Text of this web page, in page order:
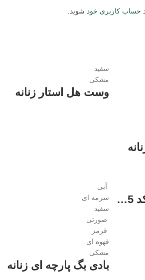
حساب کاربری خود شوید.
سفید
مشکی
وست هل استار زنانه
کیف کوچک miu کد 1855 زنانه
آبی
سرمه ای
سفید
صورتی
قرمز
قهوه ای
مشکی
بادی بگ پارچه ای زنانه